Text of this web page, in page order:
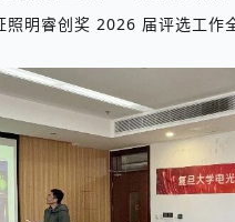
照明睿创奖 2026 届评选工作